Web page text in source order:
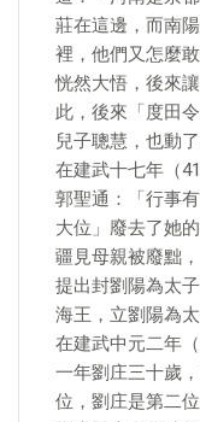
莊在這邊，而南
裡，他們又怎麼
恍然大悟，後來
此，後來「度田
兒子聰慧，也動
在建武十七年（
郭聖通：「行事
大位」廢去了她
疆見母親被廢黜
提出封劉陽為太
海王，立劉陽為
在建武中元二年
一年劉庄三十歲
位，劉庄是第二